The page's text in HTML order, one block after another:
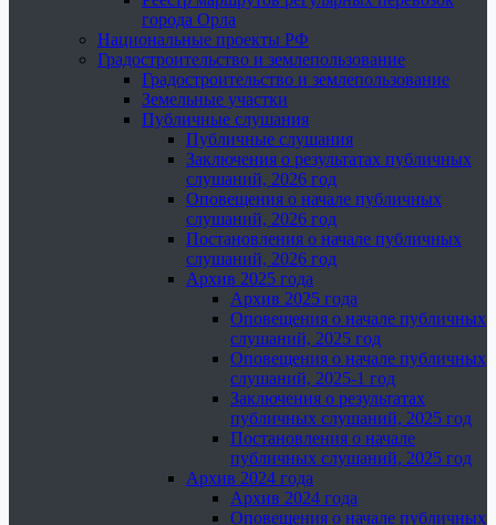
города Орла
Национальные проекты РФ
Градостроительство и землепользование
Градостроительство и землепользование
Земельные участки
Публичные слушания
Публичные слушания
Заключения о результатах публичных
слушаний, 2026 год
Оповещения о начале публичных
слушаний, 2026 год
Постановления о начале публичных
слушаний, 2026 год
Архив 2025 года
Архив 2025 года
Оповещения о начале публичных
слушаний, 2025 год
Оповещения о начале публичных
слушаний, 2025-1 год
Заключения о результатах
публичных слушаний, 2025 год
Постановления о начале
публичных слушаний, 2025 год
Архив 2024 года
Архив 2024 года
Оповещения о начале публичных